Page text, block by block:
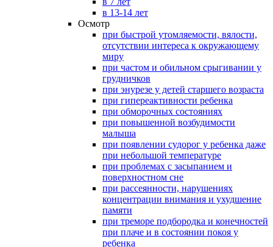
в 13-14 лет
Осмотр
при быстрой утомляемости, вялости,
отсутствии интереса к окружающему
миру
при частом и обильном срыгивании у
грудничков
при энурезе у детей старшего возраста
при гипереактивности ребенка
при обморочных состояниях
при повышенной возбудимости
малыша
при появлении судорог у ребенка даже
при небольшой температуре
при проблемах с засыпанием и
поверхностном сне
при рассеянности, нарушениях
концентрации внимания и ухудшение
памяти
при треморе подбородка и конечностей
при плаче и в состоянии покоя у
ребенка